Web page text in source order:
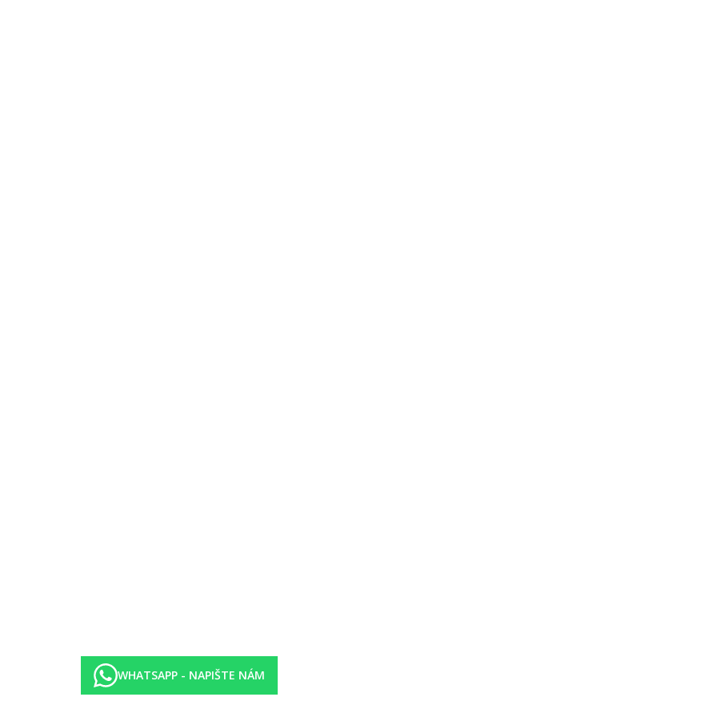
místnost, televizní místnost, obchod se suvenýry, kadeřnický a kosmetický salon, vnitřní bazén. Venku bazén, dětský bazén, terasa
požadavků klienta.
hod.)
WHATSAPP - NAPIŠTE NÁM